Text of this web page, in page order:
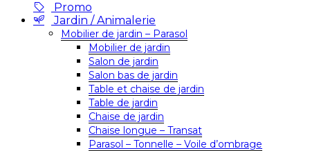
Promo
Jardin / Animalerie
Mobilier de jardin – Parasol
Mobilier de jardin
Salon de jardin
Salon bas de jardin
Table et chaise de jardin
Table de jardin
Chaise de jardin
Chaise longue – Transat
Parasol – Tonnelle – Voile d’ombrage